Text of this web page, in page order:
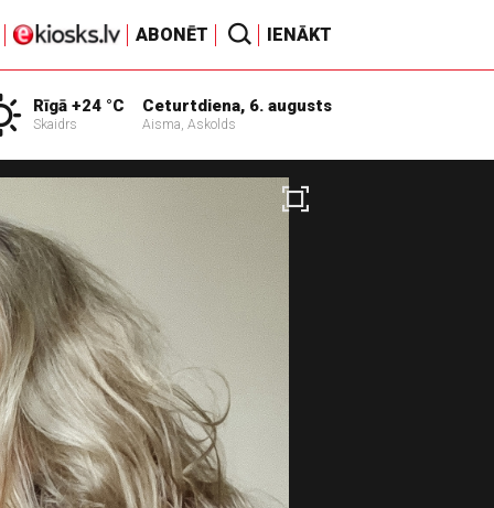
ABONĒT IENĀKT
Rīgā +24 °C
Skaidrs
Ceturtdiena, 6. augusts
Aisma, Askolds